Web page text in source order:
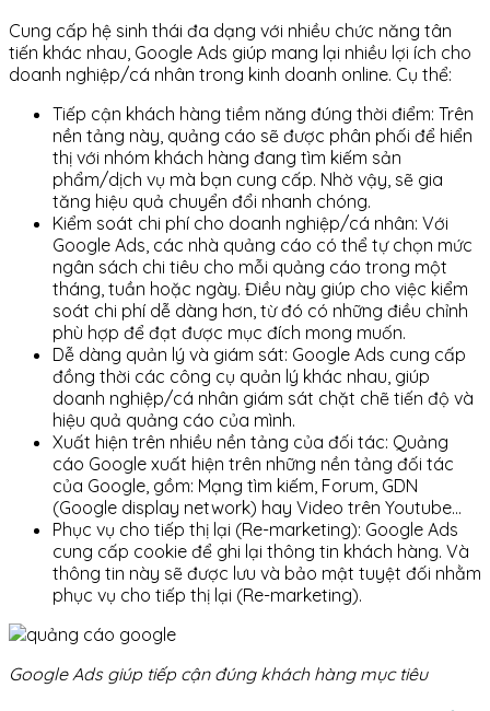
Cung cấp hệ sinh thái đa dạng với nhiều chức năng tân
tiến khác nhau, Google Ads giúp mang lại nhiều lợi ích cho
doanh nghiệp/cá nhân trong kinh doanh online. Cụ thể:
Tiếp cận khách hàng tiềm năng đúng thời điểm: Trên
nền tảng này, quảng cáo sẽ được phân phối để hiển
thị với nhóm khách hàng đang tìm kiếm sản
phẩm/dịch vụ mà bạn cung cấp. Nhờ vậy, sẽ gia
tăng hiệu quả chuyển đổi nhanh chóng.
Kiểm soát chi phí cho doanh nghiệp/cá nhân: Với
Google Ads, các nhà quảng cáo có thể tự chọn mức
ngân sách chi tiêu cho mỗi quảng cáo trong một
tháng, tuần hoặc ngày. Điều này giúp cho việc kiểm
soát chi phí dễ dàng hơn, từ đó có những điều chỉnh
phù hợp để đạt được mục đích mong muốn.
Dễ dàng quản lý và giám sát: Google Ads cung cấp
đồng thời các công cụ quản lý khác nhau, giúp
doanh nghiệp/cá nhân giám sát chặt chẽ tiến độ và
hiệu quả quảng cáo của mình.
Xuất hiện trên nhiều nền tảng của đối tác: Quảng
cáo Google xuất hiện trên những nền tảng đối tác
của Google, gồm: Mạng tìm kiếm, Forum, GDN
(Google display network) hay Video trên Youtube…
Phục vụ cho tiếp thị lại (Re-marketing): Google Ads
cung cấp cookie để ghi lại thông tin khách hàng. Và
thông tin này sẽ được lưu và bảo mật tuyệt đối nhằm
phục vụ cho tiếp thị lại (Re-marketing).
Google Ads giúp tiếp cận đúng khách hàng mục tiêu